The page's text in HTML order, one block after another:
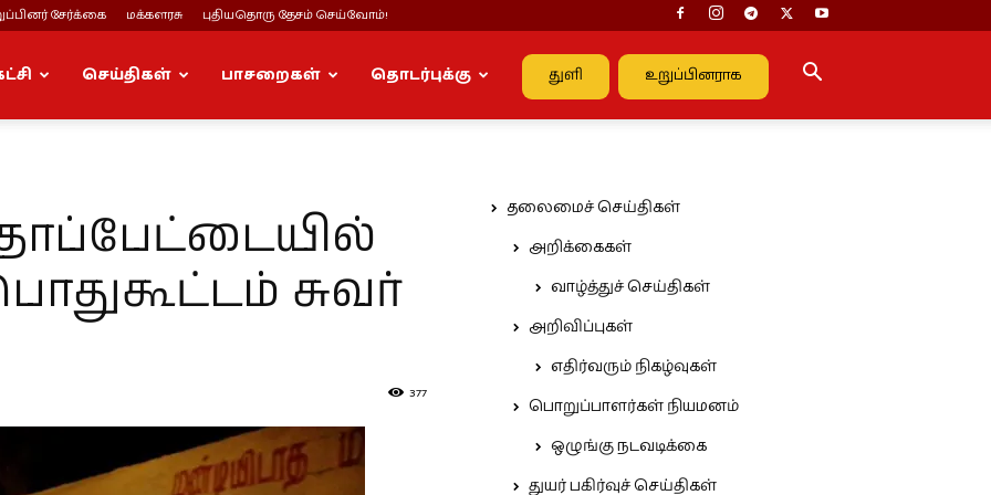
சேர்க்கை மக்களரசு புதியதொரு தேசம் செய்வோம்!
துளி உறுப்பினராக
செய்திகள் பாசறைகள் தொடர்புக்கு
சுவர்
377
தலைமைச் செய்திகள்
அறிக்கைகள்
வாழ்த்துச் செய்திகள்
அறிவிப்புகள்
எதிர்வரும் நிகழ்வுகள்
பொறுப்பாளர்கள் நியமனம்
ஒழுங்கு நடவடிக்கை
துயர் பகிர்வுச் செய்திகள்